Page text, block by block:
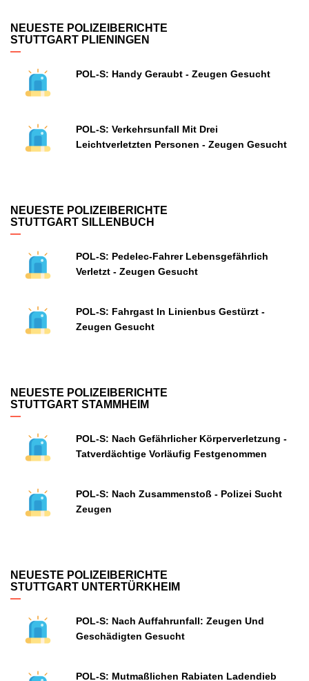
NEUESTE POLIZEIBERICHTE
STUTTGART PLIENINGEN
POL-S: Handy Geraubt - Zeugen Gesucht
POL-S: Verkehrsunfall Mit Drei
Leichtverletzten Personen - Zeugen Gesucht
NEUESTE POLIZEIBERICHTE
STUTTGART SILLENBUCH
POL-S: Pedelec-Fahrer Lebensgefährlich
Verletzt - Zeugen Gesucht
POL-S: Fahrgast In Linienbus Gestürzt -
Zeugen Gesucht
NEUESTE POLIZEIBERICHTE
STUTTGART STAMMHEIM
POL-S: Nach Gefährlicher Körperverletzung -
Tatverdächtige Vorläufig Festgenommen
POL-S: Nach Zusammenstoß - Polizei Sucht
Zeugen
NEUESTE POLIZEIBERICHTE
STUTTGART UNTERTÜRKHEIM
POL-S: Nach Auffahrunfall: Zeugen Und
Geschädigten Gesucht
POL-S: Mutmaßlichen Rabiaten Ladendieb